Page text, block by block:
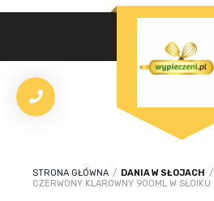
STRONA GŁÓWNA / DANIA W SŁOJACH /
CZERWONY KLAROWNY 900ML W SŁOIKU